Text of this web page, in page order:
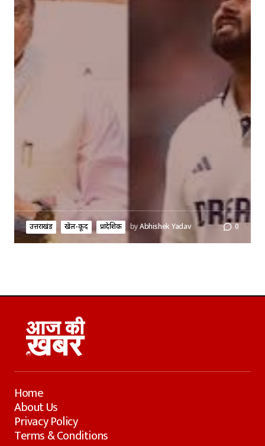
उत्तराखंड खेल-कूद प्रादेशिक byAbhishek Yadav 0
Home
About Us
Privacy Policy
Terms & Conditions